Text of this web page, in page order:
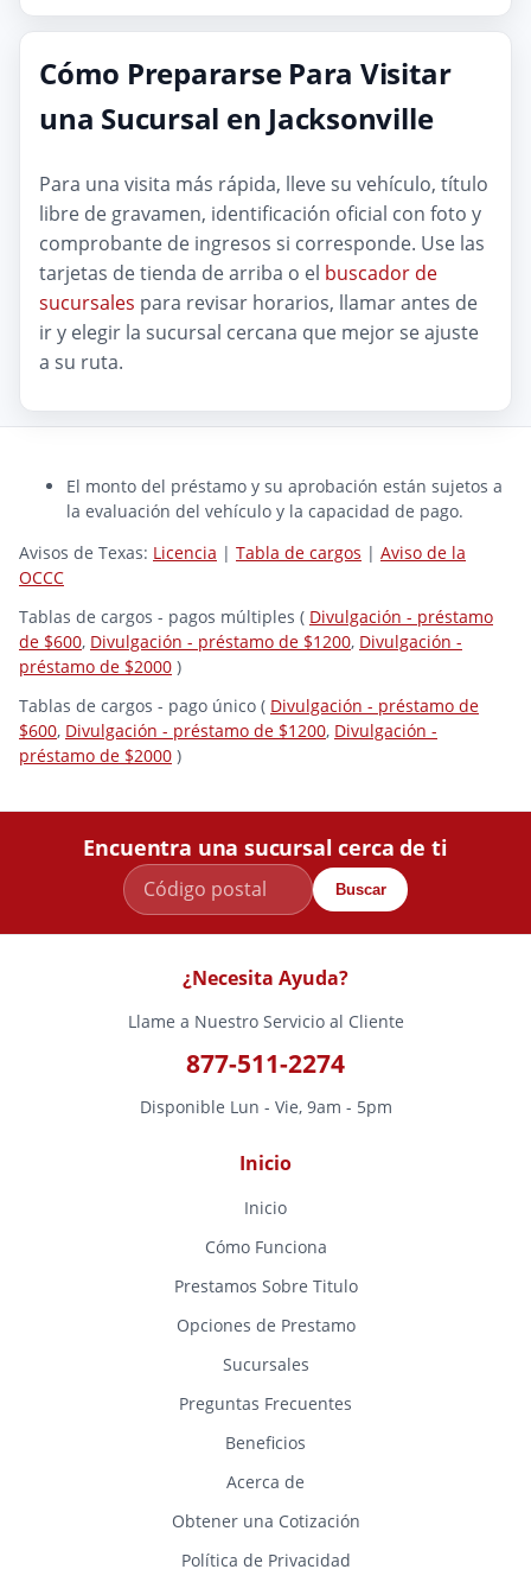
Cómo Prepararse Para Visitar
una Sucursal en Jacksonville
Para una visita más rápida, lleve su vehículo, título
libre de gravamen, identificación oficial con foto y
comprobante de ingresos si corresponde. Use las
tarjetas de tienda de arriba o el buscador de
sucursales para revisar horarios, llamar antes de
ir y elegir la sucursal cercana que mejor se ajuste
a su ruta.
El monto del préstamo y su aprobación están sujetos a
la evaluación del vehículo y la capacidad de pago.
Avisos de Texas: Licencia | Tabla de cargos | Aviso de la
OCCC
Tablas de cargos - pagos múltiples ( Divulgación - préstamo
de $600, Divulgación - préstamo de $1200, Divulgación -
préstamo de $2000 )
Tablas de cargos - pago único ( Divulgación - préstamo de
$600, Divulgación - préstamo de $1200, Divulgación -
préstamo de $2000 )
Encuentra una sucursal cerca de ti
Buscar
¿Necesita Ayuda?
Llame a Nuestro Servicio al Cliente
877-511-2274
Disponible Lun - Vie, 9am - 5pm
Inicio
Inicio
Cómo Funciona
Prestamos Sobre Titulo
Opciones de Prestamo
Sucursales
Preguntas Frecuentes
Beneficios
Acerca de
Obtener una Cotización
Política de Privacidad